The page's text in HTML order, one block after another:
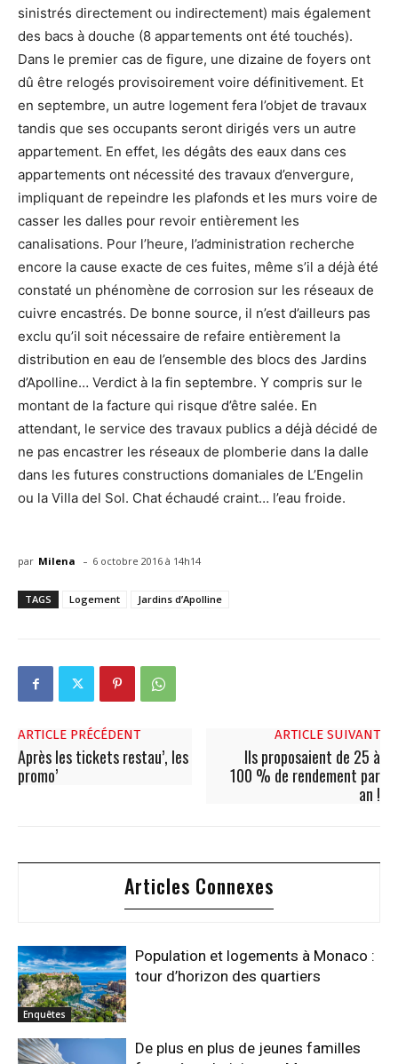
sinistrés directement ou indirectement) mais également
des bacs à douche (8 appartements ont été touchés).
Dans le premier cas de figure, une dizaine de foyers ont
dû être relogés provisoirement voire définitivement. Et
en septembre, un autre logement fera l’objet de travaux
tandis que ses occupants seront dirigés vers un autre
appartement. En effet, les dégâts des eaux dans ces
appartements ont nécessité des travaux d’envergure,
impliquant de repeindre les plafonds et les murs voire de
casser les dalles pour revoir entièrement les
canalisations. Pour l’heure, l’administration recherche
encore la cause exacte de ces fuites, même s’il a déjà été
constaté un phénomène de corrosion sur les réseaux de
cuivre encastrés. De bonne source, il n’est d’ailleurs pas
exclu qu’il soit nécessaire de refaire entièrement la
distribution en eau de l’ensemble des blocs des Jardins
d’Apolline… Verdict à la fin septembre. Y compris sur le
montant de la facture qui risque d’être salée. En
attendant, le service des travaux publics a déjà décidé de
ne pas encastrer les réseaux de plomberie dans la dalle
dans les futures constructions domaniales de L’Engelin
ou la Villa del Sol. Chat échaudé craint… l’eau froide.
par Milena - 6 octobre 2016 à 14h14
TAGS Logement Jardins d’Apolline
ARTICLE PRÉCÉDENT
Après les tickets restau’, les
promo’
ARTICLE SUIVANT
Ils proposaient de 25 à
100 % de rendement par
an !
Articles Connexes
Enquêtes
Population et logements à Monaco :
tour d’horizon des quartiers
De plus en plus de jeunes familles